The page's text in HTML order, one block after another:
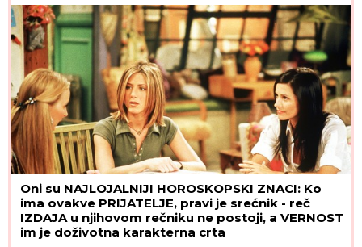
Oni su NAJLOJALNIJI HOROSKOPSKI ZNACI: Ko
ima ovakve PRIJATELJE, pravi je srećnik - reč
IZDAJA u njihovom rečniku ne postoji, a VERNOST
im je doživotna karakterna crta